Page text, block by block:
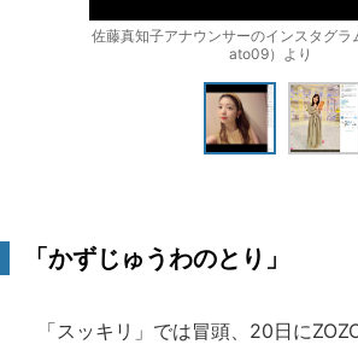
佐藤真知子アナウンサーのインスタグ
ato09）より
「かずじゅうわのとり」
「スッキリ」では冒頭、20日に